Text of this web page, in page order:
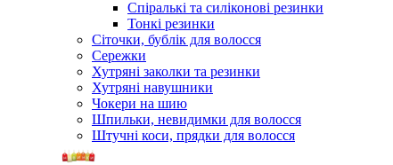
Спіралькі та силіконові резинки
Тонкі резинки
Сіточки, бублік для волосся
Сережки
Хутряні заколки та резинки
Хутряні навушники
Чокери на шию
Шпильки, невидимки для волосся
Штучні коси, прядки для волосся